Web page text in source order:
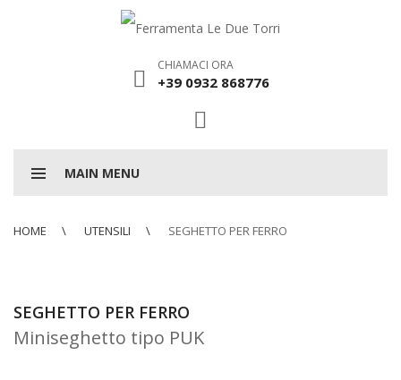
CHIAMACI ORA
+39 0932 868776
MAIN MENU
HOME UTENSILI SEGHETTO PER FERRO
SEGHETTO PER FERRO
Miniseghetto tipo PUK